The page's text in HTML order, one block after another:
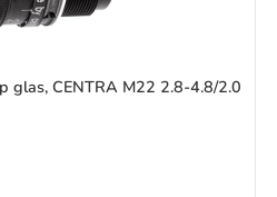
glas, CENTRA M22 2.8-4.8/2.0